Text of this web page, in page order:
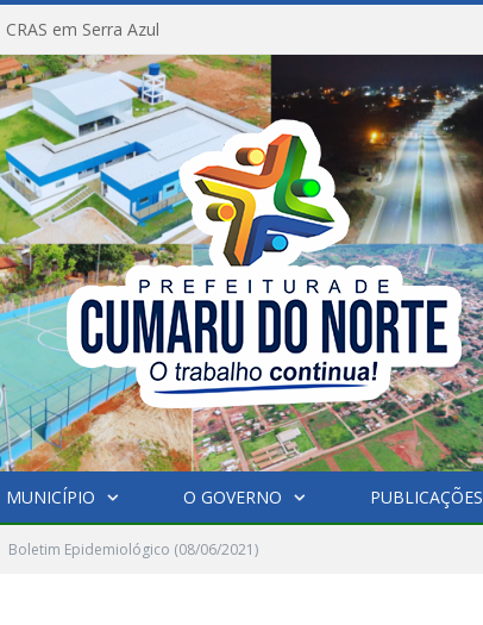
em Serra Azul
MUNICÍPIO O GOVERNO PUBLICAÇÕES
Boletim Epidemiológico (08/06/2021)